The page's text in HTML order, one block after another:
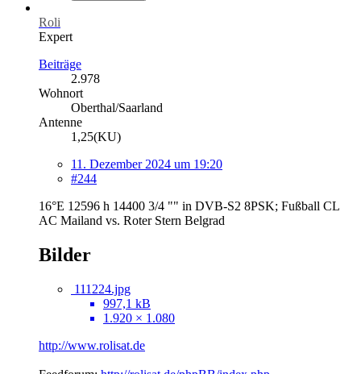
Roli
Expert
Beiträge
2.978
Wohnort
Oberthal/Saarland
Antenne
1,25(KU)
11. Dezember 2024 um 19:20
#244
16°E 12596 h 14400 3/4 "" in DVB-S2 8PSK; Fußball CL
AC Mailand vs. Roter Stern Belgrad
Bilder
111224.jpg
997,1 kB
1.920 × 1.080
http://www.rolisat.de